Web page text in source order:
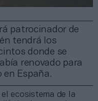
patrocinador de
tendrá los
donde se
renovado para
España.
ecosistema de la